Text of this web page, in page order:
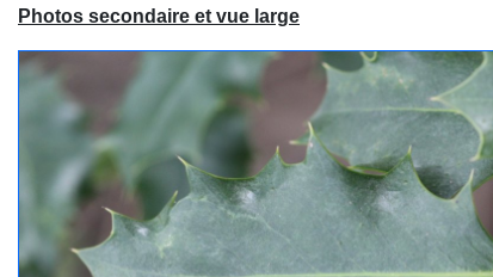
Photos secondaire et vue large